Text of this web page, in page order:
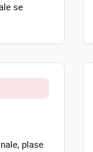
se
plase